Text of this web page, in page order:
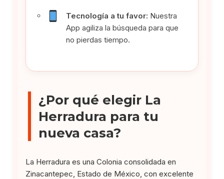
Tecnología a tu favor: Nuestra
App agiliza la búsqueda para que
no pierdas tiempo.
¿Por qué elegir La
Herradura para tu
nueva casa?
La Herradura es una Colonia consolidada en
Zinacantepec, Estado de México, con excelente